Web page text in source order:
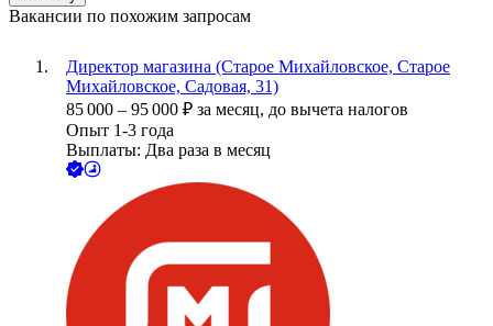
Вакансии по похожим запросам
Директор магазина (Старое Михайловское, Старое
Михайловское, Садовая, 31)
85 000 – 95 000 ₽ за месяц, до вычета налогов
Опыт 1-3 года
Выплаты: Два раза в месяц